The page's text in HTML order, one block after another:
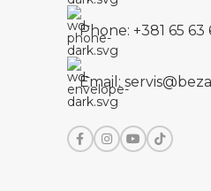
Phone: +381 65 63
Email: